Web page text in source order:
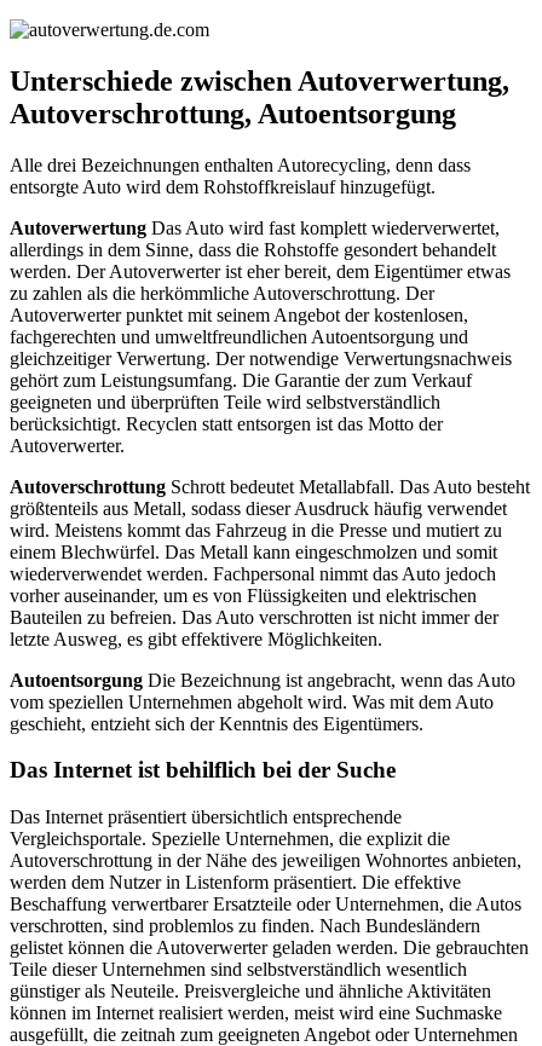
Unterschiede zwischen Autoverwertung,
Autoverschrottung, Autoentsorgung
Alle drei Bezeichnungen enthalten Autorecycling, denn dass
entsorgte Auto wird dem Rohstoffkreislauf hinzugefügt.
Autoverwertung Das Auto wird fast komplett wiederverwertet,
allerdings in dem Sinne, dass die Rohstoffe gesondert behandelt
werden. Der Autoverwerter ist eher bereit, dem Eigentümer etwas
zu zahlen als die herkömmliche Autoverschrottung. Der
Autoverwerter punktet mit seinem Angebot der kostenlosen,
fachgerechten und umweltfreundlichen Autoentsorgung und
gleichzeitiger Verwertung. Der notwendige Verwertungsnachweis
gehört zum Leistungsumfang. Die Garantie der zum Verkauf
geeigneten und überprüften Teile wird selbstverständlich
berücksichtigt. Recyclen statt entsorgen ist das Motto der
Autoverwerter.
Autoverschrottung Schrott bedeutet Metallabfall. Das Auto besteht
größtenteils aus Metall, sodass dieser Ausdruck häufig verwendet
wird. Meistens kommt das Fahrzeug in die Presse und mutiert zu
einem Blechwürfel. Das Metall kann eingeschmolzen und somit
wiederverwendet werden. Fachpersonal nimmt das Auto jedoch
vorher auseinander, um es von Flüssigkeiten und elektrischen
Bauteilen zu befreien. Das Auto verschrotten ist nicht immer der
letzte Ausweg, es gibt effektivere Möglichkeiten.
Autoentsorgung Die Bezeichnung ist angebracht, wenn das Auto
vom speziellen Unternehmen abgeholt wird. Was mit dem Auto
geschieht, entzieht sich der Kenntnis des Eigentümers.
Das Internet ist behilflich bei der Suche
Das Internet präsentiert übersichtlich entsprechende
Vergleichsportale. Spezielle Unternehmen, die explizit die
Autoverschrottung in der Nähe des jeweiligen Wohnortes anbieten,
werden dem Nutzer in Listenform präsentiert. Die effektive
Beschaffung verwertbarer Ersatzteile oder Unternehmen, die Autos
verschrotten, sind problemlos zu finden. Nach Bundesländern
gelistet können die Autoverwerter geladen werden. Die gebrauchten
Teile dieser Unternehmen sind selbstverständlich wesentlich
günstiger als Neuteile. Preisvergleiche und ähnliche Aktivitäten
können im Internet realisiert werden, meist wird eine Suchmaske
ausgefüllt, die zeitnah zum geeigneten Angebot oder Unternehmen